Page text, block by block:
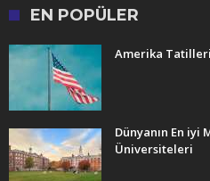
EN POPÜLER
Amerika
Dünyanın En
Üniversiteleri